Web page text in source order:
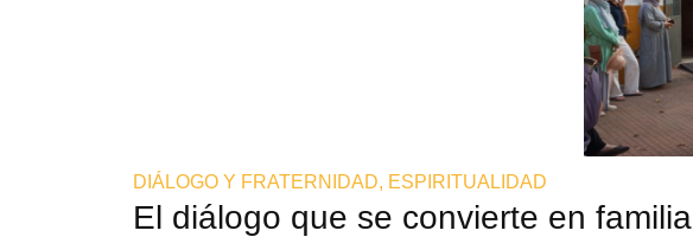
DIÁLOGO Y FRATERNIDAD, ESPIRITUALIDAD
El diálogo que se convierte en familia